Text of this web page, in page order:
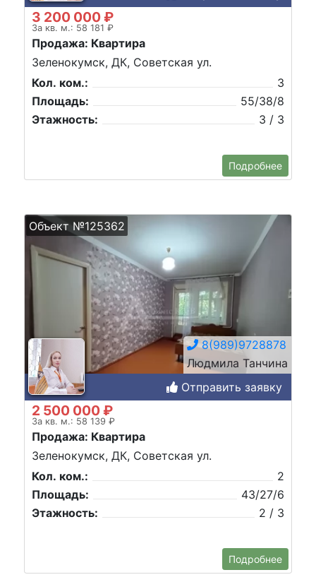
3 200 000 ₽
За кв. м.: 58 181 ₽
Продажа: Квартира
Зеленокумск, ДК, Советская ул.
Кол. ком.:
3
Площадь:
55/38/8
Этажность:
3 / 3
Подробнее
Объект №125362
8(989)9728878
Людмила Танчина
Отправить заявку
2 500 000 ₽
За кв. м.: 58 139 ₽
Продажа: Квартира
Зеленокумск, ДК, Советская ул.
Кол. ком.:
2
Площадь:
43/27/6
Этажность:
2 / 3
Подробнее